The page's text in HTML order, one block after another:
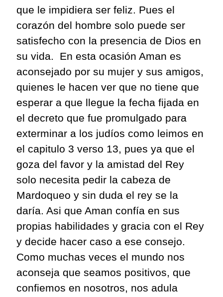
que le impidiera ser feliz. Pues el
corazón del hombre solo puede ser
satisfecho con la presencia de Dios en
su vida.
En esta ocasión Aman es
aconsejado por su mujer y sus amigos,
quienes le hacen ver que no tiene que
esperar a que llegue la fecha fijada en
el decreto que fue promulgado para
exterminar a los judíos como leimos en
el capitulo 3 verso 13, pues ya que el
goza del favor y la amistad del Rey
solo necesita pedir la cabeza de
Mardoqueo y sin duda el rey se la
daría. Asi que Aman confía en sus
propias habilidades y gracia con el Rey
y decide hacer caso a ese consejo.
Como muchas veces el mundo nos
aconseja que seamos positivos, que
confiemos en nosotros, nos adula